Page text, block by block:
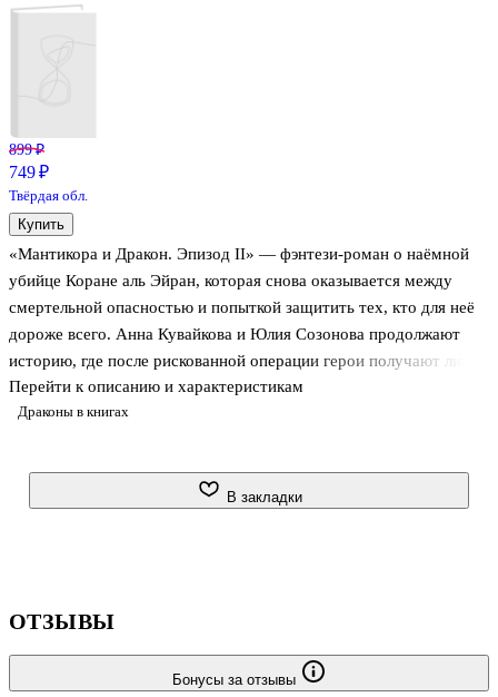
Драконы в книгах
«Мантикора и Дракон. Эпизод II» — фэнтези-роман о наёмной
убийце Коране аль Эйран, которая снова оказывается между
смертельной опасностью и попыткой защитить тех, кто для неё
дороже всего. Анна Кувайкова и Юлия Созонова продолжают
историю, где после рискованной операции герои получают лишь
короткую передышку, а прежние враги никуда не исчезают.
Спасённый принц скрыт под чужой личиной, Мантикора
вместе с ним — выбор между долгом, чувствами и
Во второй части цикла ставки становятся выше. Герои переходят
Перейти к описанию и характеристикам
899 ₽
749 ₽
Твёрдая обл.
Купить
В закладки
ОТЗЫВЫ
Бонусы за отзывы